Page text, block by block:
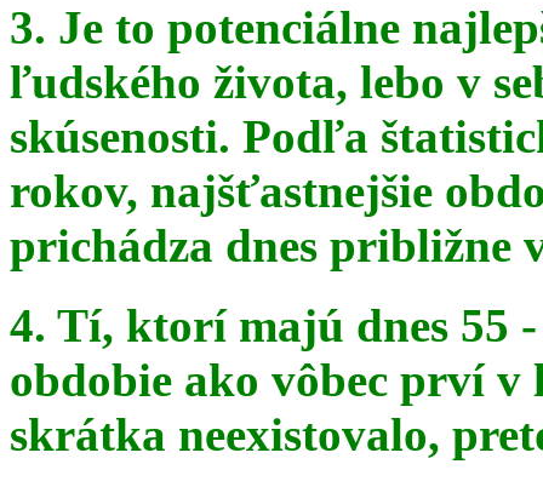
3. Je to potenciálne
ľudského života, lebo v
skúsenosti. Podľa
rokov, najšťastnejšie
prichádza dnes približne
4. Tí, ktorí majú dnes 55
obdobie ako vôbec prví
skrátka neexistovalo,